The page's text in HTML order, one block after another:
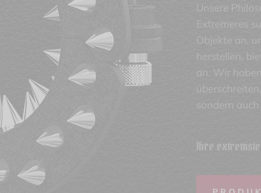
Unsere
Extremeres
Objekte an,
herstellen,
an. Wir
sondern
Ihre